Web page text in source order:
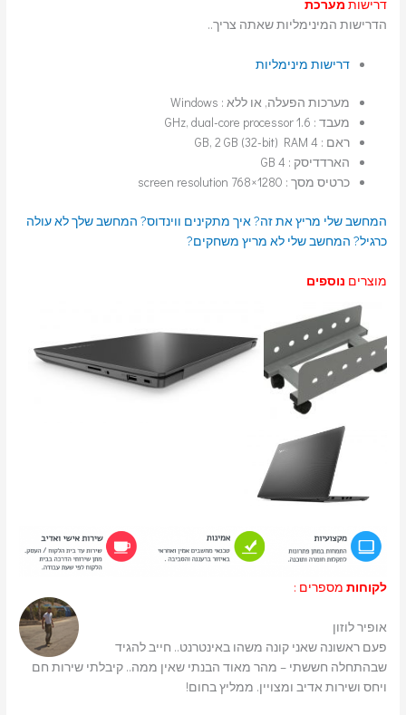
דרישות מערכת
הדרישות המינימליות שאתה צריך..
דרישות מינימליות
מערכות הפעלה, או ללא : Windows
מעבד : 1.6 GHz, dual-core processor
ראם : 4 GB, 2 GB (32-bit) RAM
הארדדיסק : 4 GB
כרטיס מסך : 1280×768 screen resolution
המחשב שלי מריץ את זה?איך מתקינים ווינדוס? המחשב שלך לא עולה
כרגיל? המחשב שלי לא מריץ משחקים?
מוצרים נוספים
לקוחות מספרים :
אופיר לוזון
פעם ראשונה שאני קונה משהו באינטרנט.. חייב להגיד
שבהתחלה חששתי – מהר מאוד הבנתי שאין ממה.. קיבלתי שירות חם
ויחס ושירות אדיב ומצויין. ממליץ בחום!